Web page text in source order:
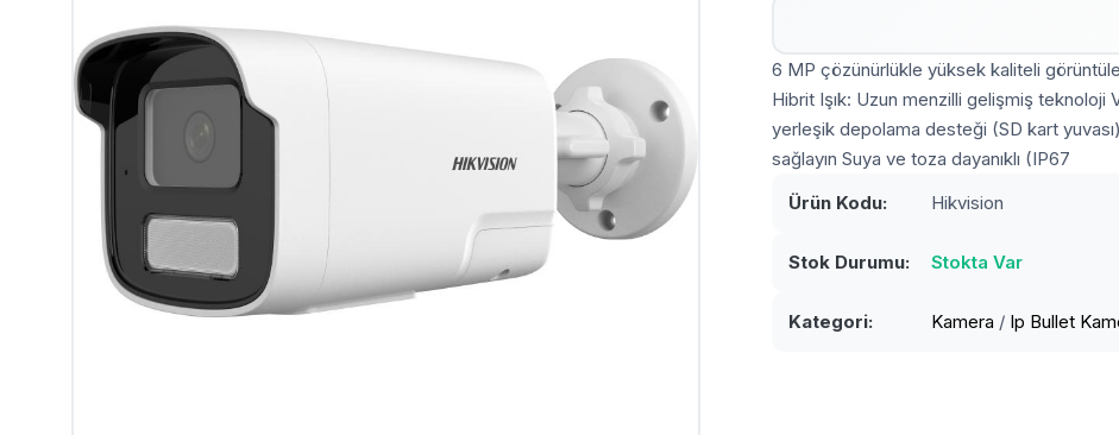
6 MP çözünürlükle yüksek kaliteli
Hibrit Işık: Uzun menzilli gelişmiş teknoloji
yerleşik depolama desteği (SD kart
sağlayın Suya ve toza dayanıklı (IP67
Ürün Kodu:
Hikvision
Stok Durumu: Stokta Var
Kategori: Kamera / Ip Bullet